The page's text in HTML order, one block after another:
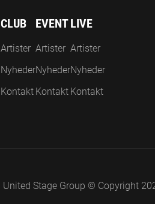
CLUB
Artister
Nyheder
Kontakt
EVENT
Artister
Nyheder
Kontakt
LIVE
Artister
Nyheder
Kontakt
United Stage Group © Copyright